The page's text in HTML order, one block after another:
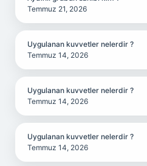
Temmuz 21, 2026
Uygulanan kuvvetler nelerdir ?
Temmuz 14, 2026
Uygulanan kuvvetler nelerdir ?
Temmuz 14, 2026
Uygulanan kuvvetler nelerdir ?
Temmuz 14, 2026